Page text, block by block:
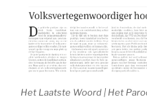
Het Laatste Woord | Het